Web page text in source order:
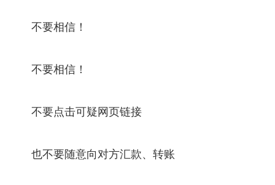
不要相信！
不要相信！
不要点击可疑网页链接
也不要随意向对方汇款、转账